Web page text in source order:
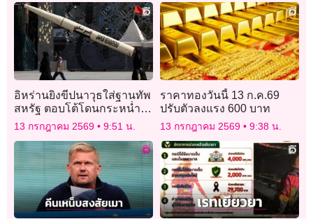
อิหร่านยิงขีปนาวุธใส่ฐานทัพ
สหรัฐ ตอบโต้โดนกระหน่ำ
โจมตีรอบใหม่
13 กรกฎาคม 2569 9:51 น.
ราคาทองวันนี้ 13 ก.ค.69
ปรับตัวลงแรง 600 บาท
13 กรกฎาคม 2569 9:38 น.